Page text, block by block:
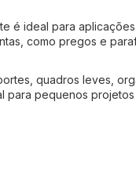
é ideal para
como pregos e
quadros leves,
para pequenos